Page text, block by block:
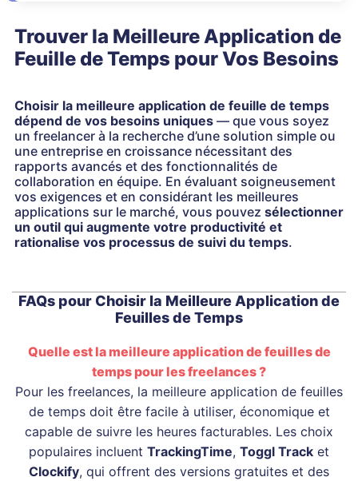
Trouver la Meilleure Application de
Feuille de Temps pour Vos Besoins
Choisir la meilleure application de feuille de temps
dépend de vos besoins uniques — que vous soyez
un freelancer à la recherche d’une solution simple ou
une entreprise en croissance nécessitant des
rapports avancés et des fonctionnalités de
collaboration en équipe. En évaluant soigneusement
vos exigences et en considérant les meilleures
applications sur le marché, vous pouvez sélectionner
un outil qui augmente votre productivité et
rationalise vos processus de suivi du temps.
FAQs pour Choisir la Meilleure Application de
Feuilles de Temps
Quelle est la meilleure application de feuilles de
temps pour les freelances ?
Pour les freelances, la meilleure application de feuilles
de temps doit être facile à utiliser, économique et
capable de suivre les heures facturables. Les choix
populaires incluent TrackingTime, Toggl Track et
Clockify, qui offrent des versions gratuites et des